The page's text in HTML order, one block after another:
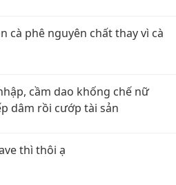
cà phê nguyên chất thay vì cà
cầm dao khống chế nữ
dâm rồi cướp tài sản
thì thôi ạ